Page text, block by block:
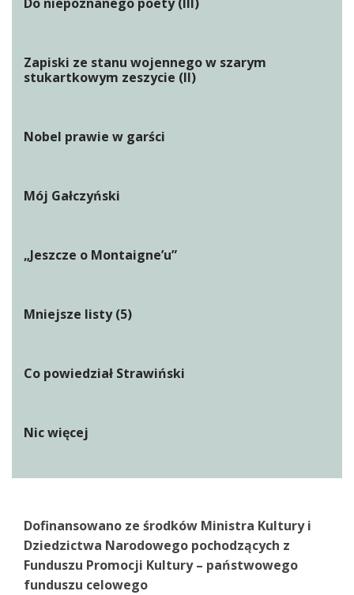
Do niepoznanego poety (III)
Zapiski ze stanu wojennego w szarym
stukartkowym zeszycie (II)
Nobel prawie w garści
Mój Gałczyński
„Jeszcze o Montaigne’u”
Mniejsze listy (5)
Co powiedział Strawiński
Nic więcej
Dofinansowano ze środków Ministra Kultury i
Dziedzictwa Narodowego pochodzących z
Funduszu Promocji Kultury – państwowego
funduszu celowego